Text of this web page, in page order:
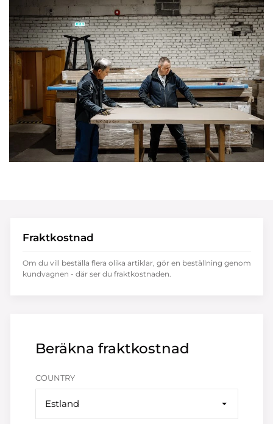
Beräkna fraktkostnad
COUNTRY
Estland
Fraktkostnad
Om du vill beställa flera olika artiklar, gör en beställning genom
kundvagnen - där ser du fraktkostnaden.